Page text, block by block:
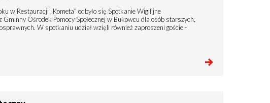
w Restauracji „Kometa” odbyło się Spotkanie Wigilijne
Gminny Ośrodek Pomocy Społecznej w Bukowcu dla osób starszych,
W spotkaniu udział wzięli również zaproszeni goście -